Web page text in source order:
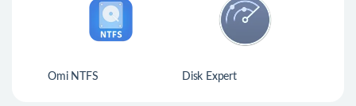
Omi NTFS Disk Expert